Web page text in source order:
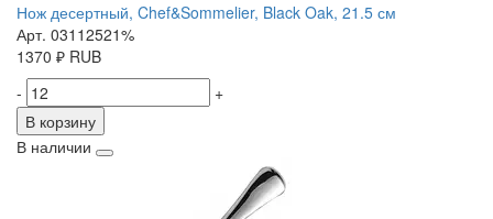
Нож десертный, Chef&Sommelier, Black Oak, 21.5 см
Арт. 03112521%
1370 ₽ RUB
-
+
В корзину
В наличии